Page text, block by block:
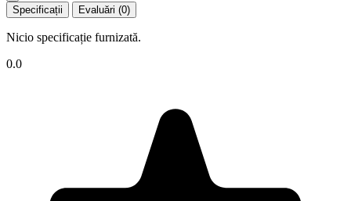
Specificații Evaluări (0)
Nicio specificație furnizată.
0.0